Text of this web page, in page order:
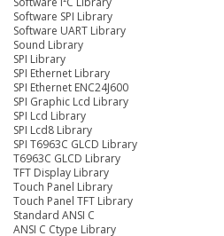
Software SPI Library
Software UART Library
Sound Library
SPI Library
SPI Ethernet Library
SPI Ethernet ENC24J600
SPI Graphic Lcd Library
SPI Lcd Library
SPI Lcd8 Library
SPI T6963C GLCD Library
T6963C GLCD Library
TFT Display Library
Touch Panel Library
Touch Panel TFT Library
Standard ANSI C
ANSI C Ctype Library